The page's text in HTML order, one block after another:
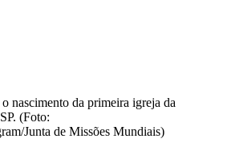
nascimento da primeira igreja da
(Foto:
Junta de Missões Mundiais)